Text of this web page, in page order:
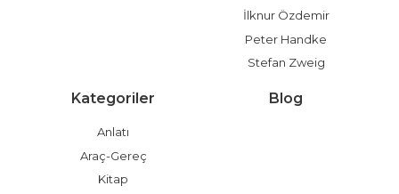
İlknur Özdemir
Peter Handke
Stefan Zweig
Kategoriler
Anlatı
Araç-Gereç
Kitap
Blog